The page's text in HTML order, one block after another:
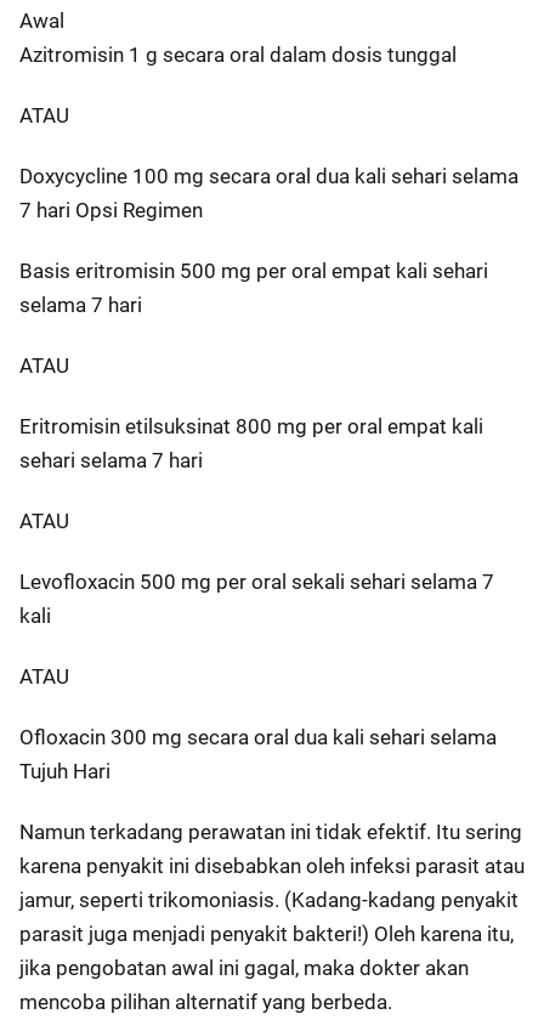
Awal
Azitromisin 1 g secara oral dalam dosis tunggal
ATAU
Doxycycline 100 mg secara oral dua kali sehari selama
7 hari Opsi Regimen
Basis eritromisin 500 mg per oral empat kali sehari
selama 7 hari
ATAU
Eritromisin etilsuksinat 800 mg per oral empat kali
sehari selama 7 hari
ATAU
Levofloxacin 500 mg per oral sekali sehari selama 7
kali
ATAU
Ofloxacin 300 mg secara oral dua kali sehari selama
Tujuh Hari
Namun terkadang perawatan ini tidak efektif. Itu sering
karena penyakit ini disebabkan oleh infeksi parasit atau
jamur, seperti trikomoniasis. (Kadang-kadang penyakit
parasit juga menjadi penyakit bakteri!) Oleh karena itu,
jika pengobatan awal ini gagal, maka dokter akan
mencoba pilihan alternatif yang berbeda.